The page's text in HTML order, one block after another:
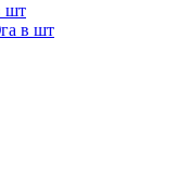
шт
в шт